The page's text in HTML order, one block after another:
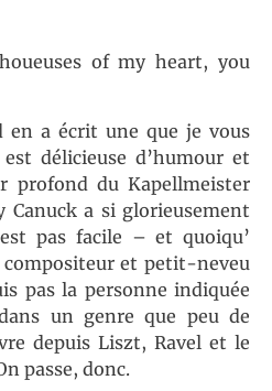
of my heart, you
en a écrit une que je vous
délicieuse d’humour et
profond du Kapellmeister
Canuck a si glorieusement
pas facile – et quoiqu’
et petit-neveu
pas la personne indiquée
un genre que peu de
depuis Liszt, Ravel et le
passe, donc.